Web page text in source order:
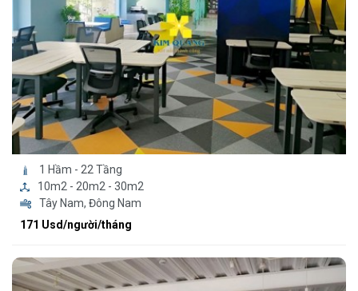
1 Hầm - 22 Tầng
10m2 - 20m2 - 30m2
Tây Nam, Đông Nam
171 Usd/người/tháng